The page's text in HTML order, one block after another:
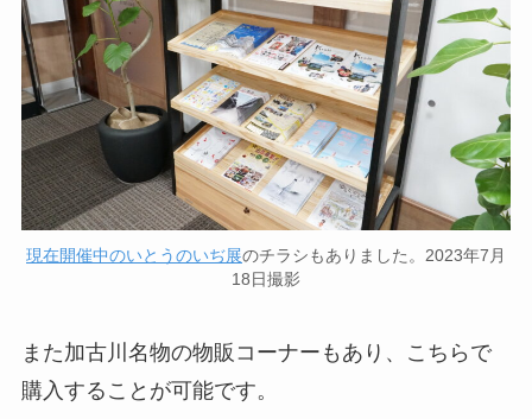
現在開催中のいとうのいぢ展のチラシもありました。2023年7月
18日撮影
また加古川名物の物販コーナーもあり、こちらで
購入することが可能です。